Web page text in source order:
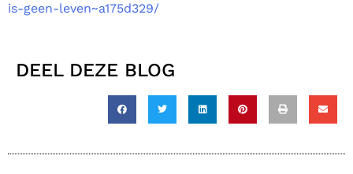
is-geen-leven~a175d329/
DEEL DEZE BLOG